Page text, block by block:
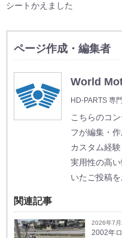
シートかえました
ページ作成・編集者
World
HD-PARTS 専
こちらのコ
フが編集・作
カスタム経
実用性の高
いたご投稿を
関連記事
2026年7月
2002年